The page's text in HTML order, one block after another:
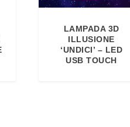
LAMPADA 3D
ILLUSIONE
‘UNDICI’ – LED
USB TOUCH